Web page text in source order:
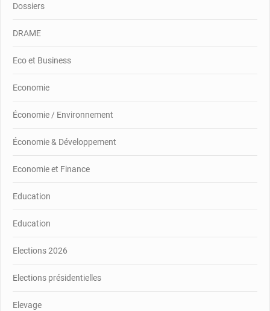
Dossiers
DRAME
Eco et Business
Economie
Économie / Environnement
Économie & Développement
Economie et Finance
Education
Education
Elections 2026
Elections présidentielles
Elevage